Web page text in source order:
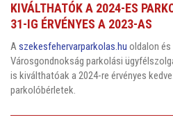
KIVÁLTHATÓK A 2024-ES
31-IG ÉRVÉNYES A 2023-AS
A szekesfehervarparkolas.hu oldalon és
Városgondnokság parkolási
is kiválthatóak a 2024-re érvényes
parkolóbérletek.